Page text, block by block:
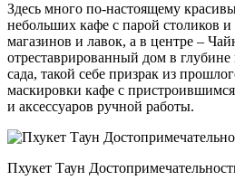
Здесь много по-настоящему
небольших кафе с парой столиков
магазинов и лавок, а в центре –
отреставрированный дом в
сада, такой себе призрак из
маскировки кафе с
и аксессуаров ручной работы.
Пхукет Таун